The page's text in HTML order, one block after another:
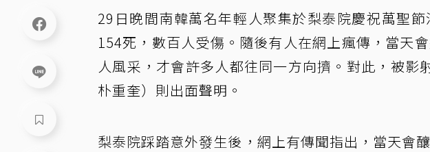
29日晚間南韓萬名年輕人聚集於梨泰院慶祝萬聖
154死，數百人受傷。隨後有人在網上瘋傳，當天
人風采，才會許多人都往同一方向擠。對此，被影
朴重奎）則出面聲明。
梨泰院踩踏意外發生後，網上有傳聞指出，當天會